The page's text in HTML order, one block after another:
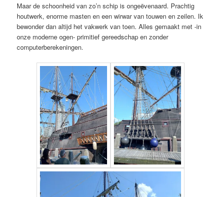
Maar de schoonheid van zo’n schip is ongeëvenaard. Prachtig
houtwerk, enorme masten en een wirwar van touwen en zeilen. Ik
bewonder dan altijd het vakwerk van toen. Alles gemaakt met -in
onze moderne ogen- primitief gereedschap en zonder
computerberekeningen.